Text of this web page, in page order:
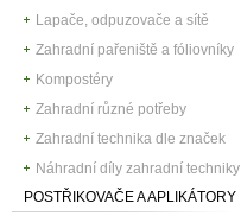
Lapače, odpuzovače a sítě
Zahradní pařeniště a fóliovníky
Kompostéry
Zahradní různé potřeby
Zahradní technika dle značek
Náhradní díly zahradní techniky
POSTŘIKOVAČE A APLIKÁTORY